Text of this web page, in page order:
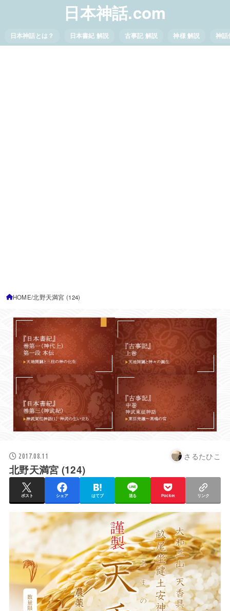
日本神話.com
日本神話とは？ 日本書紀 解説 古事記 解説 神様 解説 神話
HOME 北野天満宮 (124)
2017.08.11 さるたひこ
北野天満宮 (124)
ポスト シェア はてブ 送る Pocket リンク